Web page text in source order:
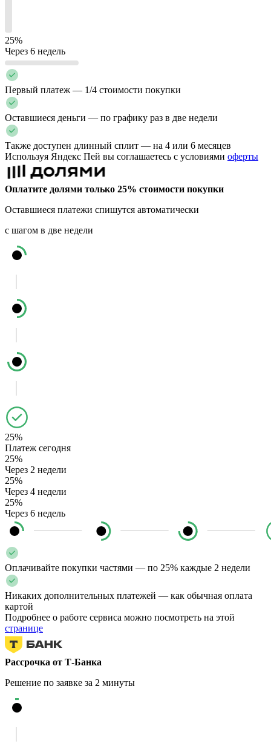
25%
Через 6 недель
Первый платеж — 1/4 стоимости покупки
Оставшиеся деньги — по графику раз в две недели
Также доступен длинный сплит — на 4 или 6 месяцев
Используя Яндекс Пей вы соглашаетесь с условиями оферты
Оплатите долями только 25% стоимости покупки
Оставшиеся платежи спишутся автоматически
с шагом в две недели
25%
Платеж сегодня
25%
Через 2 недели
25%
Через 4 недели
25%
Через 6 недель
Оплачивайте покупки частями — по 25% каждые 2 недели
Никаких дополнительных платежей — как обычная оплата
картой
Подробнее о работе сервиса можно посмотреть на этой
странице
Рассрочка от Т-Банка
Решение по заявке за 2 минуты